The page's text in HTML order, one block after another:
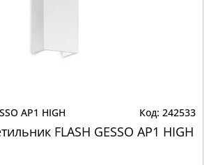
AP1 HIGH 242533
FLASH GESSO AP1 HIGH